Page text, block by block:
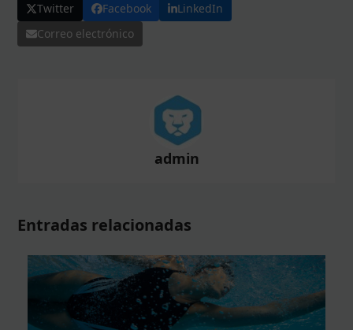
Twitter Facebook
LinkedIn
Correo electrónico
admin
Entradas relacionadas